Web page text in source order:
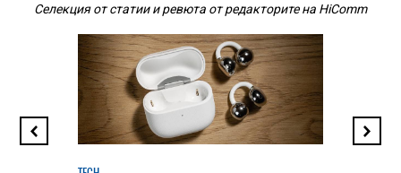
Селекция от статии и ревюта от редакторите на HiComm